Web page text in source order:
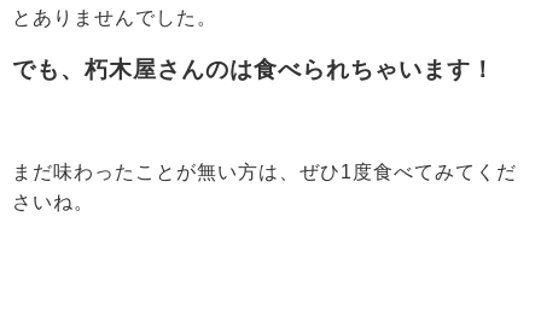
とありませんでした。
でも、朽木屋さんのは食べられちゃいます！
まだ味わったことが無い方は、ぜひ1度食べてみてくだ
さいね。